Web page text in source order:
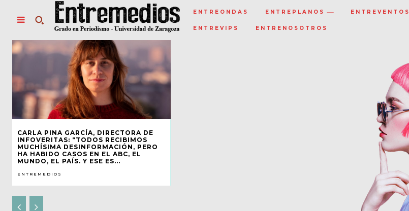
ENTREONDAS ENTREPLANOS ENTREVENTOS
ENTREVIPS ENTRENOSOTROS
CARLA PINA GARCÍA, DIRECTORA DE
INFOVERITAS: “TODOS RECIBIMOS
MUCHÍSIMA DESINFORMACIÓN, PERO
HA HABIDO CASOS EN EL ABC, EL
MUNDO, EL PAÍS. Y ESE ES...
ENTREMEDIOS